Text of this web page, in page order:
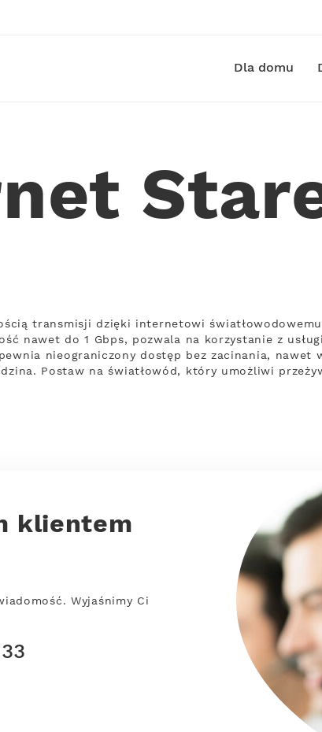
Dla domu
transmisji dzięki internetowi
nawet do 1 Gbps, pozwala na korzystanie z
nieograniczony dostęp bez zacinania, nawet
Postaw na światłowód, który umożliwi
klientem
Wyjaśnimy Ci